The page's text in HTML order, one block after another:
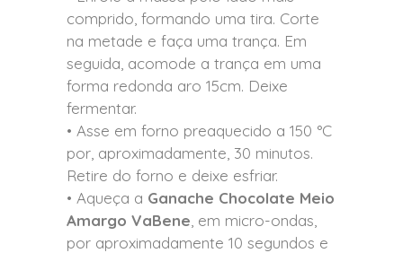
comprido, formando uma tira. Corte
na metade e faça uma trança. Em
seguida, acomode a trança em uma
forma redonda aro 15cm. Deixe
fermentar.
• Asse em forno preaquecido a 150 °C
por, aproximadamente, 30 minutos.
Retire do forno e deixe esfriar.
• Aqueça a Ganache Chocolate Meio
Amargo VaBene , em micro-ondas,
por aproximadamente 10 segundos e